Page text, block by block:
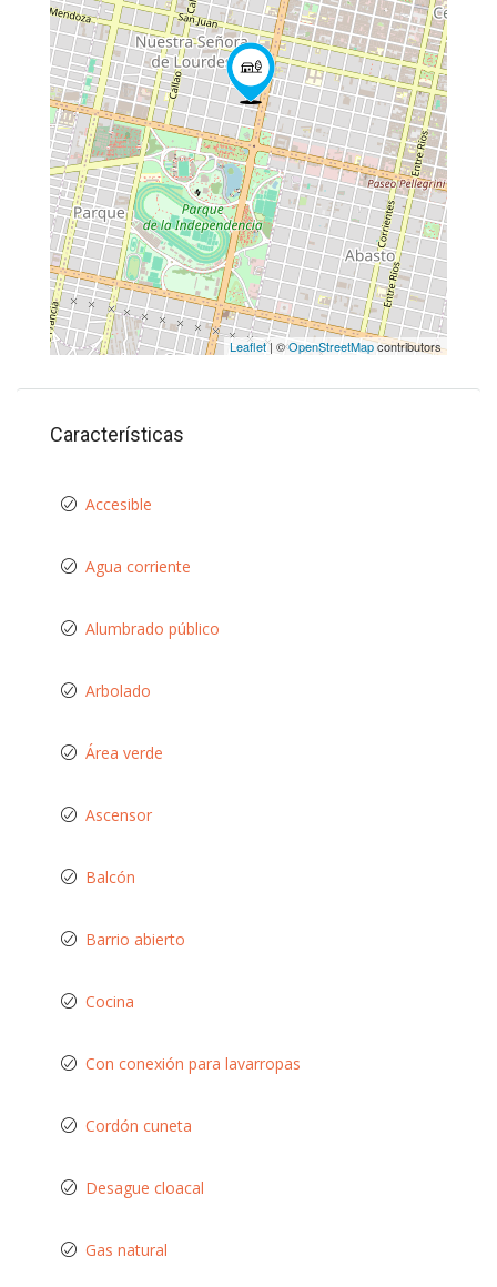
Leaflet| ©OpenStreetMapcontributors
Características
Accesible
Agua corriente
Alumbrado público
Arbolado
Área verde
Ascensor
Balcón
Barrio abierto
Cocina
Con conexión para lavarropas
Cordón cuneta
Desague cloacal
Gas natural